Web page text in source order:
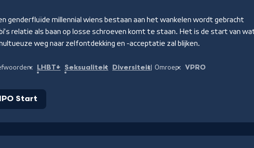
genderfluïde millennial wiens bestaan aan het wankelen wordt gebracht
relatie als baan op losse schroeven komt te staan. Het is de start van
weg naar zelfontdekking en -acceptatie zal blijken.
LHBT+ Seksualiteit Diversiteit Omroep: VPRO
Start